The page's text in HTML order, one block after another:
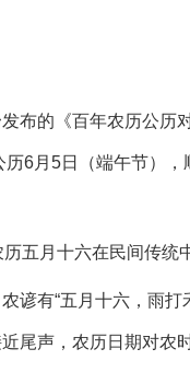
发布的《百年农历公历
6月5日（端午节），
五月十六在民间传统
谚有“五月十六，雨打
尾声，农历日期对农